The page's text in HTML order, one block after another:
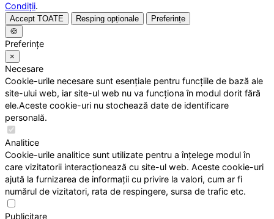
Condiții.
Accept TOATE Resping opționale
Preferințe
🍪
Preferințe
×
Necesare
Cookie-urile necesare sunt esențiale pentru funcțiile de bază ale
site-ului web, iar site-ul web nu va funcționa în modul dorit fără
ele.Aceste cookie-uri nu stochează date de identificare
personală.
Analitice
Cookie-urile analitice sunt utilizate pentru a înțelege modul în
care vizitatorii interacționează cu site-ul web. Aceste cookie-uri
ajută la furnizarea de informații cu privire la valori, cum ar fi
numărul de vizitatori, rata de respingere, sursa de trafic etc.
Publicitare